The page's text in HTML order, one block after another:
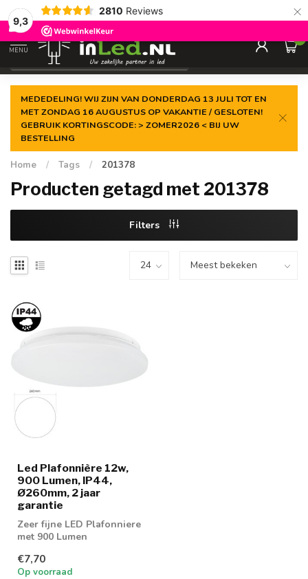
9,3
2810 Reviews ×
Gegarandeerde delaagste prijs
MENU
0
MEDEDELING! WIJ ZIJN VAN DONDERDAG 13 JULI TOT EN
MET ZONDAG 16 AUGUSTUS OP VAKANTIE / GESLOTEN!
GEBRUIK KORTINGSCODE: > ZOMER2026 < BIJ UW
BESTELLING
Home / Tags / 201378
Producten getagd met 201378
Filters
Led Plafonnière 12w,
900 Lumen, IP44,
Ø260mm, 2 jaar
garantie
Zeer fijne LED Plafonniere
met 900 Lumen
€7,70
Op voorraad